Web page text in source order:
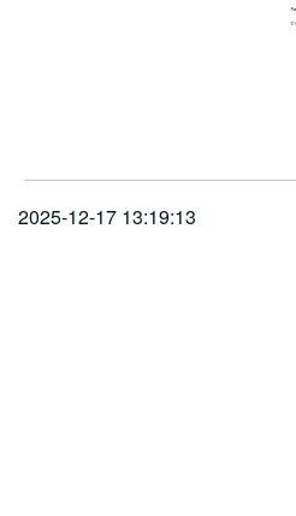
2025-12-17 13:19:13